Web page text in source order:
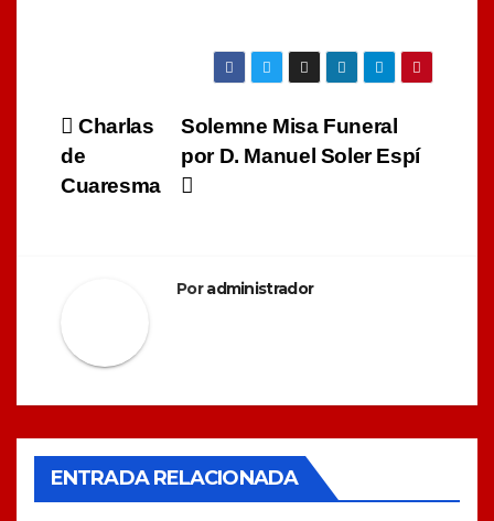
Navegación
de
Solemne Misa Funeral
por D. Manuel Soler Espí
Charlas
de
Cuaresma
Poradministrador
ENTRADA RELACIONADA